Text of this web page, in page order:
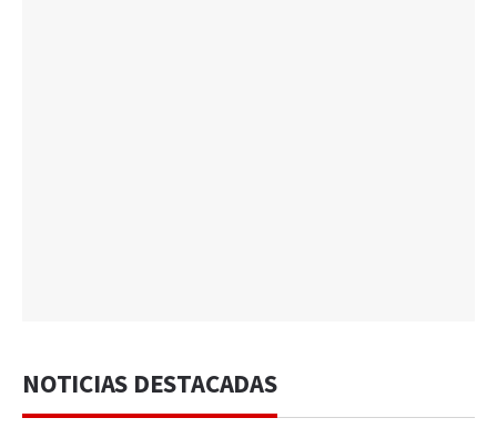
NOTICIAS DESTACADAS